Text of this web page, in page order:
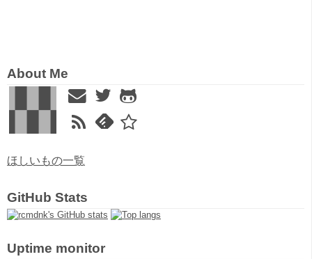
About Me
ほしいもの一覧
GitHub Stats
Uptime monitor